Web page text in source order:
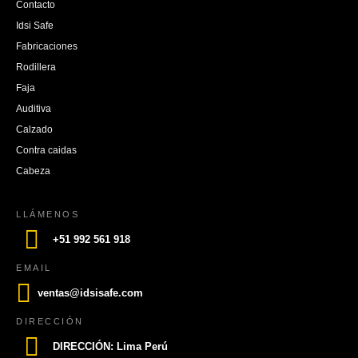
Contacto
Idsi Safe
Fabricaciones
Rodillera
Faja
Auditiva
Calzado
Contra caidas
Cabeza
LLÁMENOS
+51 992 561 918
EMAIL
ventas@idsisafe.com
DIRECCIÓN
DIRECCIÓN: Lima Perú